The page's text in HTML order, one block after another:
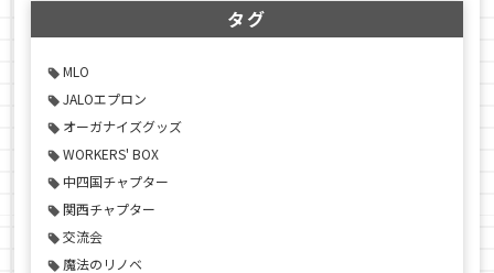
タグ
MLO
JALOエプロン
オーガナイズグッズ
WORKERS' BOX
中四国チャプター
関西チャプター
交流会
魔法のリノベ